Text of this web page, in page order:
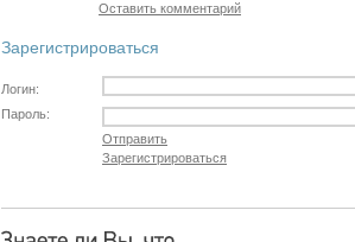
Оставить комментарий
Зарегистрироваться
Логин:
Пароль:
Отправить
Зарегистрироваться